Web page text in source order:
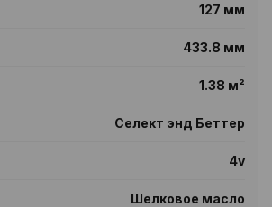
127 мм
433.8 мм
1.38 м²
Селект энд Беттер
4v
Шелковое масло